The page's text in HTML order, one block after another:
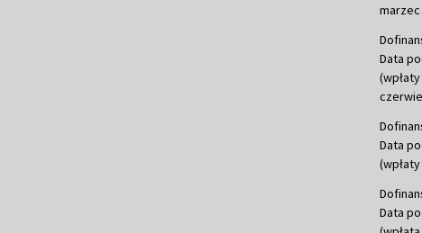
marzec
Data
Data
Data